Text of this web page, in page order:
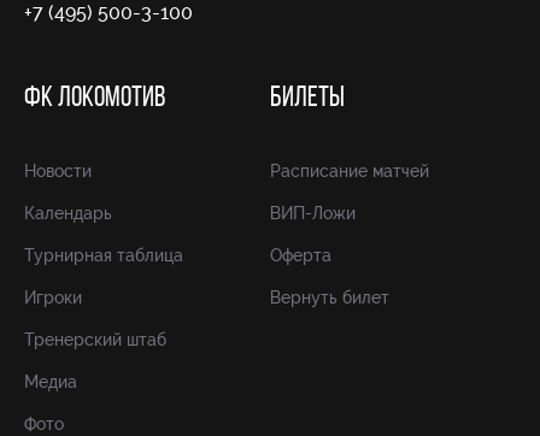
+7 (495) 500-3-100
ФК ЛОКОМОТИВ
Новости
Календарь
Турнирная таблица
Игроки
Тренерский штаб
Медиа
Фото
БИЛЕТЫ
Расписание матчей
ВИП-Ложи
Оферта
Вернуть билет